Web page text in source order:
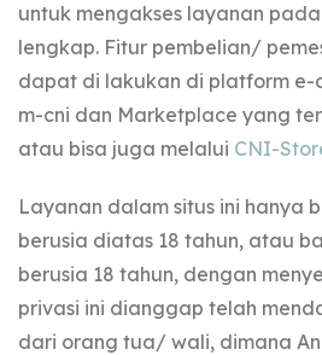
untuk mengakses layanan
lengkap. Fitur pembelian/
dapat di lakukan di platform e-
m-cni dan Marketplace yang
atau bisa juga melalui CNI-
Layanan dalam situs ini hanya
berusia diatas 18 tahun, atau
berusia 18 tahun, dengan
privasi ini dianggap telah
dari orang tua/ wali, dimana